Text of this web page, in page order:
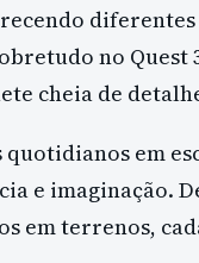
no
cheia de
em
e imaginação.
em terrenos,